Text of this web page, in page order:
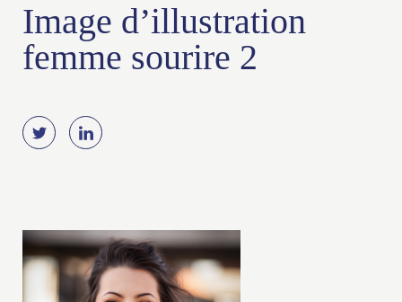
Image d’illustration
femme sourire 2